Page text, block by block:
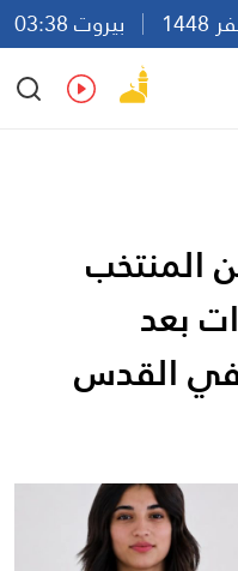
بيروت 03:38
Ar
En Fr Es
المنتخب
بعد
في القدس